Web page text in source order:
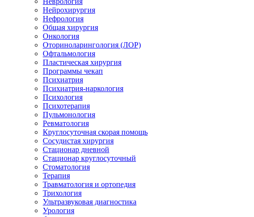
Нейрохирургия
Нефрология
Общая хирургия
Онкология
Оториноларингология (ЛОР)
Офтальмология
Пластическая хирургия
Программы чекап
Психиатрия
Психиатрия-наркология
Психология
Психотерапия
Пульмонология
Ревматология
Круглосуточная скорая помощь
Сосудистая хирургия
Стационар дневной
Стационар круглосуточный
Стоматология
Терапия
Травматология и ортопедия
Трихология
Ультразвуковая диагностика
Урология